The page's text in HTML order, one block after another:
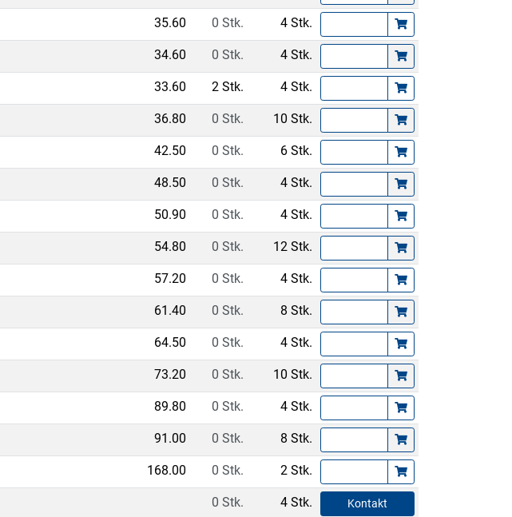
35.60 0 Stk. 4 Stk.
34.60 0 Stk. 4 Stk.
33.60 2 Stk. 4 Stk.
36.80 0 Stk. 10 Stk.
42.50 0 Stk. 6 Stk.
48.50 0 Stk. 4 Stk.
50.90 0 Stk. 4 Stk.
54.80 0 Stk. 12 Stk.
57.20 0 Stk. 4 Stk.
61.40 0 Stk. 8 Stk.
64.50 0 Stk. 4 Stk.
73.20 0 Stk. 10 Stk.
89.80 0 Stk. 4 Stk.
91.00 0 Stk. 8 Stk.
168.00 0 Stk. 2 Stk.
0 Stk. 4 Stk. Kontakt